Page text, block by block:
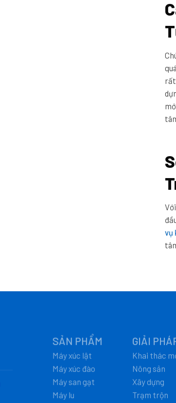
rất
vụ
SẢN PHẨM
Máy xúc lật
Máy xúc đào
Máy san gạt
Máy lu
GIẢI
Khai thác
Nông sản
Xây dựng
Trạm trộn